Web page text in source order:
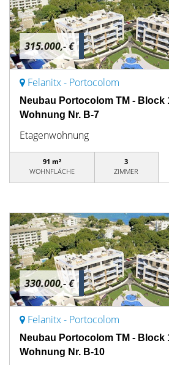
315.000,- €
Felanitx - Portocolom
Neubau Portocolom TM - Block
Wohnung Nr. B-7
Etagenwohnung
91 m²
WOHNFLÄCHE
3
ZIMMER
330.000,- €
Felanitx - Portocolom
Neubau Portocolom TM - Block
Wohnung Nr. B-10